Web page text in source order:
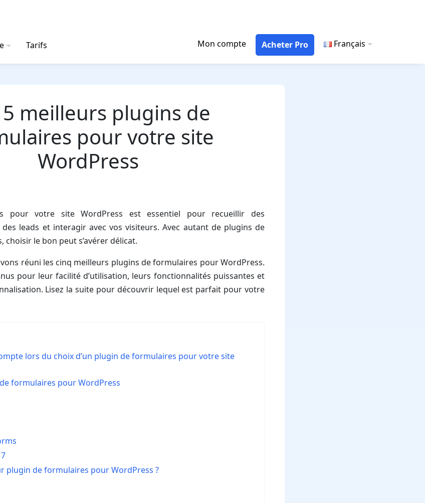
Tarifs Mon compte Acheter Pro Français
5 meilleurs plugins de
pour votre site
WordPress
pour votre site WordPress est essentiel pour recueillir des
leads et interagir avec vos visiteurs. Avec autant de plugins de
le bon peut s’avérer délicat.
réuni les cinq meilleurs plugins de formulaires pour WordPress.
pour leur facilité d’utilisation, leurs fonctionnalités puissantes et
Lisez la suite pour découvrir lequel est parfait pour votre
lors du choix d’un plugin de formulaires pour votre site
formulaires pour WordPress
plugin de formulaires pour WordPress ?